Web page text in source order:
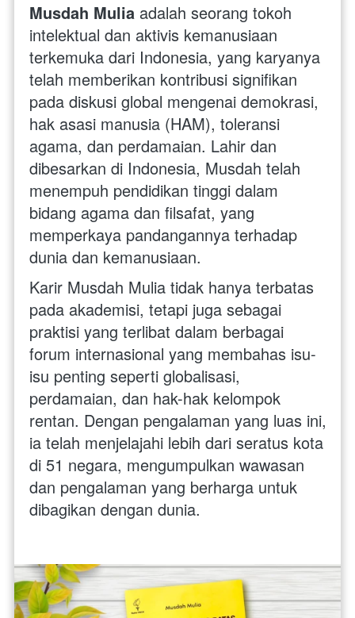
Musdah Mulia adalah seorang tokoh
intelektual dan aktivis kemanusiaan
terkemuka dari Indonesia, yang karyanya
telah memberikan kontribusi signifikan
pada diskusi global mengenai demokrasi,
hak asasi manusia (HAM), toleransi
agama, dan perdamaian. Lahir dan
dibesarkan di Indonesia, Musdah telah
menempuh pendidikan tinggi dalam
bidang agama dan filsafat, yang
memperkaya pandangannya terhadap
dunia dan kemanusiaan.
Karir Musdah Mulia tidak hanya terbatas
pada akademisi, tetapi juga sebagai
praktisi yang terlibat dalam berbagai
forum internasional yang membahas isu-
isu penting seperti globalisasi,
perdamaian, dan hak-hak kelompok
rentan. Dengan pengalaman yang luas ini,
ia telah menjelajahi lebih dari seratus kota
di 51 negara, mengumpulkan wawasan
dan pengalaman yang berharga untuk
dibagikan dengan dunia.